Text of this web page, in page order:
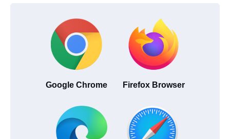
Google Chrome Firefox Browser